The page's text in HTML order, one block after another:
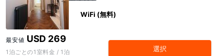
WiFi (無料)
最安値 USD 269
1泊ごとの1室料金 / 1泊 選択